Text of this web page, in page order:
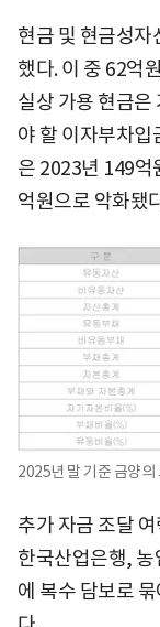
현금 및 현금성
했다. 이 중 62억
실상 가용 현금은
야 할 이자부차
은 2023년 149
억원으로 악화됐
2025년 말 기준 금양
추가 자금 조달
한국산업은행,
에 복수 담보로